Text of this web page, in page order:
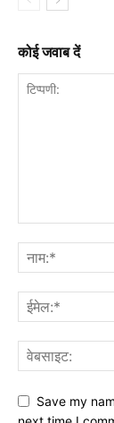
कोई जवाब दें
Save my